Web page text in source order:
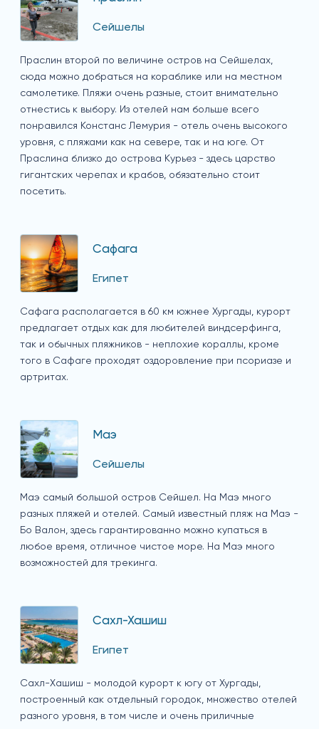
Сейшелы
Праслин второй по величине остров на Сейшелах,
сюда можно добраться на кораблике или на местном
самолетике. Пляжи очень разные, стоит внимательно
отнестись к выбору. Из отелей нам больше всего
понравился Констанс Лемурия - отель очень высокого
уровня, с пляжами как на севере, так и на юге. От
Праслина близко до острова Курьез - здесь царство
гигантских черепах и крабов, обязательно стоит
посетить.
Сафага
Египет
Сафага располагается в 60 км южнее Хургады, курорт
предлагает отдых как для любителей виндсерфинга,
так и обычных пляжников - неплохие кораллы, кроме
того в Сафаге проходят оздоровление при псориазе и
артритах.
Маэ
Сейшелы
Маэ самый большой остров Сейшел. На Маэ много
разных пляжей и отелей. Самый известный пляж на Маэ -
Бо Валон, здесь гарантированно можно купаться в
любое время, отличное чистое море. На Маэ много
возможностей для трекинга.
Сахл-Хашиш
Египет
Сахл-Хашиш - молодой курорт к югу от Хургады,
построенный как отдельный городок, множество отелей
разного уровня, в том числе и очень приличные